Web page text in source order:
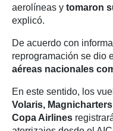
aerolíneas y tomaron
explicó.
De acuerdo con
reprogramación se dio
aéreas nacionales
En este sentido, los
Volaris, Magnicharters
Copa Airlines